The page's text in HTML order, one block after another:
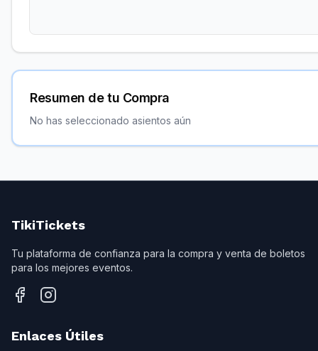
Resumen de tu Compra
No has seleccionado asientos aún
TikiTickets
Tu plataforma de confianza para la compra y venta de boletos
para los mejores eventos.
Enlaces Útiles